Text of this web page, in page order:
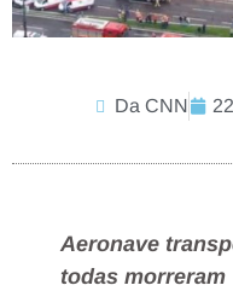
Da CNN
Aeronave
todas morreram